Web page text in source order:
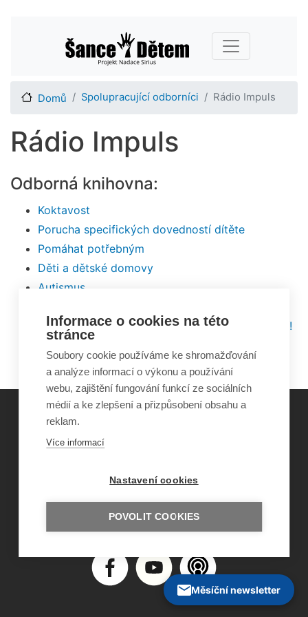
hlavnímu
obsahu
Main navigation
Domů Spolupracující odborníci Rádio Impuls
Rádio Impuls
Odborná knihovna:
Koktavost
Porucha specifických dovedností dítěte
Pomáhat potřebným
Děti a dětské domovy
Autismus
Marie Vodičková: V Česku přibývá týraných dětí!
/ Novela zákona o sociálně právní ochraně dětí
©Obecně prospěšná společnost Sirius
ISSN 1805-8876
nazory@sancedetem.cz
Odběr novinek e-mailem
Měsíční newsletter
Informace o cookies na této
stránce
Soubory cookie používáme ke shromažďování
a analýze informací o výkonu a používání
webu, zajištění fungování funkcí ze sociálních
médií a ke zlepšení a přizpůsobení obsahu a
reklam.
Více informací
Nastavení cookies
POVOLIT COOKIES